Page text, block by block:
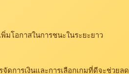
มโอกาสในการชนะในระยะยาว
การเงินและการเลือกเกมที่ดีจะช่วยลด